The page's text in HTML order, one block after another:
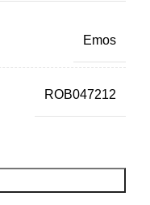
Emos
ROB047212